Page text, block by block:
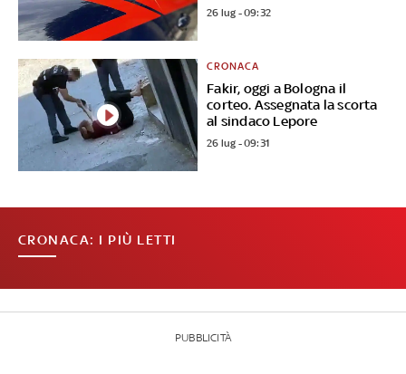
26 lug - 09:32
Fakir, oggi a Bologna il
corteo. Assegnata la scorta
al sindaco Lepore
CRONACA
26 lug - 09:31
CRONACA: I PIÙ LETTI
PUBBLICITÀ